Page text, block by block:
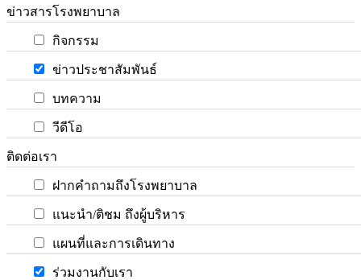
ข่าวสารโรงพยาบาล
กิจกรรม
ข่าวประชาสัมพันธ์
บทความ
วีดีโอ
ติดต่อเรา
ฝากคำถามถึงโรงพยาบาล
แนะนำ/ติชม ถึงผู้บริหาร
แผนที่และการเดินทาง
ร่วมงานกับเรา